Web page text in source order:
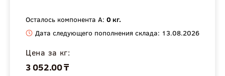
Осталось компонента А: 0 кг.
Дата следующего пополнения склада: 13.08.2026
Цена за кг:
3 052.00 ₸